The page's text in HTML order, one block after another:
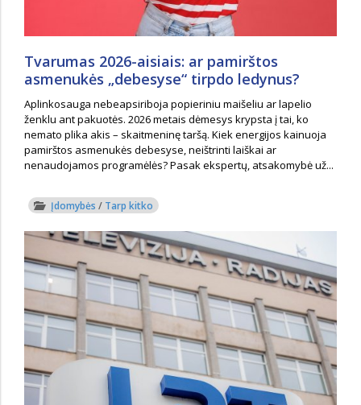
Tvarumas 2026-aisiais: ar pamirštos
asmenukės „debesyse“ tirpdo ledynus?
Aplinkosauga nebeapsiriboja popieriniu maišeliu ar lapelio
ženklu ant pakuotės. 2026 metais dėmesys krypsta į tai, ko
nemato plika akis – skaitmeninę taršą. Kiek energijos kainuoja
pamirštos asmenukės debesyse, neištrinti laiškai ar
nenaudojamos programėlės? Pasak ekspertų, atsakomybė už...
Įdomybės / Tarp kitko